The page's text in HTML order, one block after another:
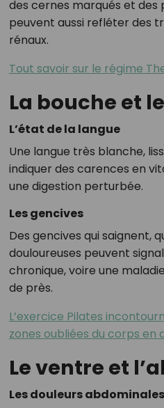
des cernes marqués et des
peuvent aussi refléter des
rénaux.
Tout savoir sur le régime
La bouche et
L’état de la langue
Une langue très blanche,
indiquer des carences en
une digestion perturbée.
Les gencives
Des gencives qui saignent,
douloureuses peuvent
chronique, voire une
de près.
L’exercice Pilates
zones oubliées du corps en
Le ventre et
Les douleurs abdominales